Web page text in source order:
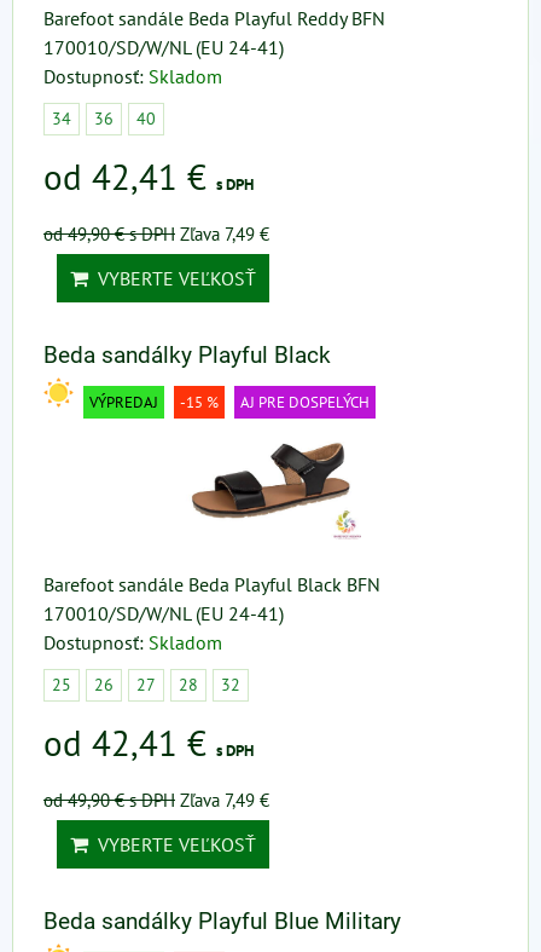
Barefoot sandále Beda Playful Reddy BFN
170010/SD/W/NL (EU 24-41)
Dostupnosť: Skladom
34 36 40
od 42,41 € s DPH
od 49,90 €s DPH Zľava 7,49 €
VYBERTE VEĽKOSŤ
Beda sandálky Playful Black
VÝPREDAJ -15 % AJ PRE DOSPELÝCH
Barefoot sandále Beda Playful Black BFN
170010/SD/W/NL (EU 24-41)
Dostupnosť: Skladom
25 26 27 28 32
od 42,41 € s DPH
od 49,90 €s DPH Zľava 7,49 €
VYBERTE VEĽKOSŤ
Beda sandálky Playful Blue Military